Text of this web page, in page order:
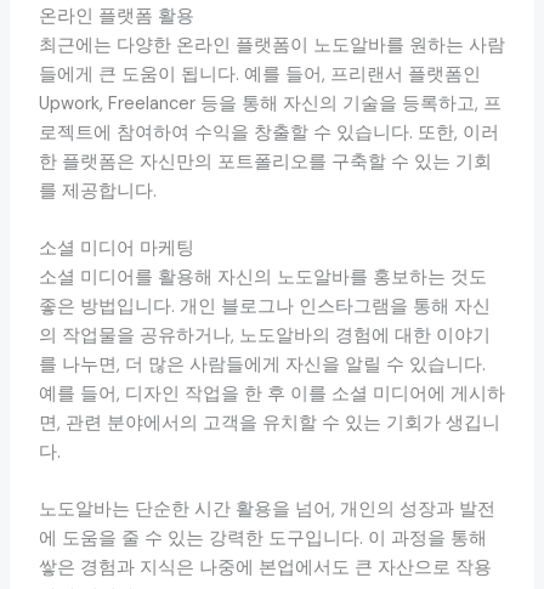
온라인 플랫폼 활용
최근에는 다양한 온라인 플랫폼이 노도알바를 원하는 사람
들에게 큰 도움이 됩니다. 예를 들어, 프리랜서 플랫폼인
Upwork, Freelancer 등을 통해 자신의 기술을 등록하고, 프
로젝트에 참여하여 수익을 창출할 수 있습니다. 또한, 이러
한 플랫폼은 자신만의 포트폴리오를 구축할 수 있는 기회
를 제공합니다.
소셜 미디어 마케팅
소셜 미디어를 활용해 자신의 노도알바를 홍보하는 것도
좋은 방법입니다. 개인 블로그나 인스타그램을 통해 자신
의 작업물을 공유하거나, 노도알바의 경험에 대한 이야기
를 나누면, 더 많은 사람들에게 자신을 알릴 수 있습니다.
예를 들어, 디자인 작업을 한 후 이를 소셜 미디어에 게시하
면, 관련 분야에서의 고객을 유치할 수 있는 기회가 생깁니
다.
노도알바는 단순한 시간 활용을 넘어, 개인의 성장과 발전
에 도움을 줄 수 있는 강력한 도구입니다. 이 과정을 통해
쌓은 경험과 지식은 나중에 본업에서도 큰 자산으로 작용